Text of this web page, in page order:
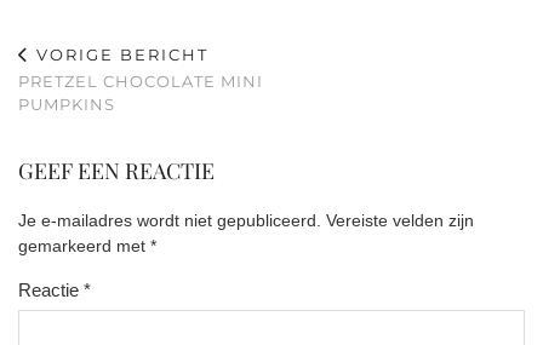
VORIGE BERICHT
PRETZEL CHOCOLATE MINI
PUMPKINS
GEEF EEN REACTIE
Je e-mailadres wordt niet gepubliceerd. Vereiste velden zijn
gemarkeerd met *
Reactie *